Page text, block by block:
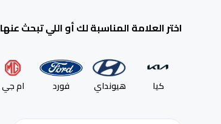
اختر العلامة المناسبة لك أو اللي تبحث عنها
كيا هيونداي فورد ام جي